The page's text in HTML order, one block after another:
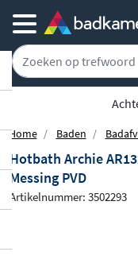
Home Baden
Hotbath Archie
Messing PVD
Artikelnummer: 3502293